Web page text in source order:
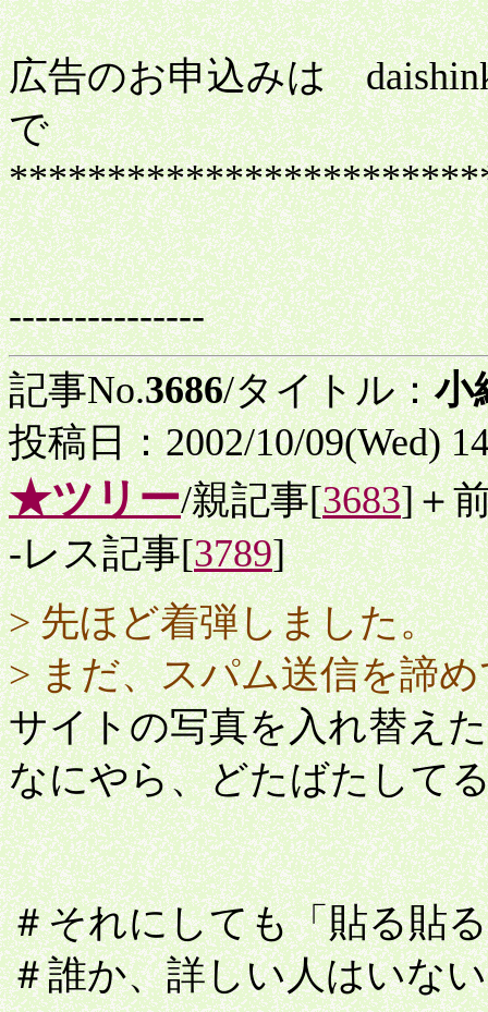
広告のお申込みは
で
---------------
記事No.3686/タイトル：小
投稿日：2002/10/09(Wed)
★ツリー/親記事[3683]＋
-レス記事[3789]
> 先ほど着弾しました。
> まだ、スパム送信を諦
サイトの写真を入れ替え
なにやら、どたばたして
＃それにしても「貼る貼
＃誰か、詳しい人はいな